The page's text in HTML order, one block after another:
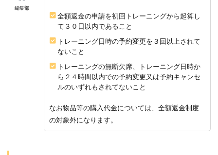
編集部
全額返金の申請を初回トレーニングから起算し
て３０日以内であること
トレーニング日時の予約変更を３回以上されて
ないこと
トレーニングの無断欠席、トレーニング日時か
ら２４時間以内での予約変更又は予約キャンセ
ルのいずれもされてないこと
なお物品等の購入代金については、全額返金制度
の対象外になります。